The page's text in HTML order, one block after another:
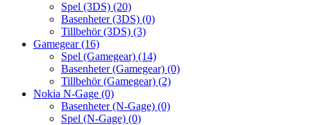
Spel (3DS) (20)
Basenheter (3DS) (0)
Tillbehör (3DS) (3)
Gamegear(16)
Spel (Gamegear) (14)
Basenheter (Gamegear) (0)
Tillbehör (Gamegear) (2)
Nokia N-Gage (0)
Basenheter (N-Gage) (0)
Spel (N-Gage) (0)